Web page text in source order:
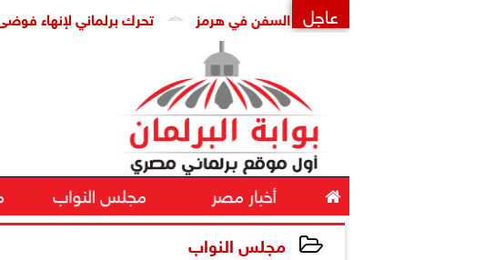
عاجل تحرك برلماني لإنهاء فوضى إيراني-عُماني لإدارة حركة السفن في هرمز
 أخبار مصر مجلس النواب
مجلس النواب